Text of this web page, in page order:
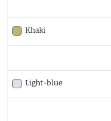
Khaki
Light-blue